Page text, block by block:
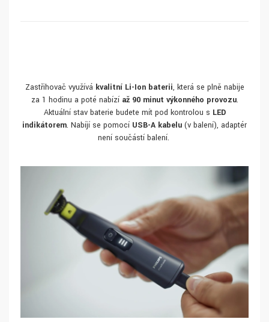
Zastřihovač využívá kvalitní Li-Ion baterii, která se plně nabije
za 1 hodinu a poté nabízí až 90 minut výkonného provozu.
Aktuální stav baterie budete mít pod kontrolou s LED
indikátorem. Nabíjí se pomocí USB-A kabelu (v balení), adaptér
není součástí balení.